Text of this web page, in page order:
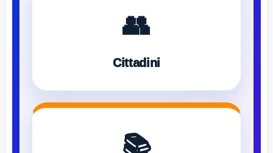
👥
Cittadini